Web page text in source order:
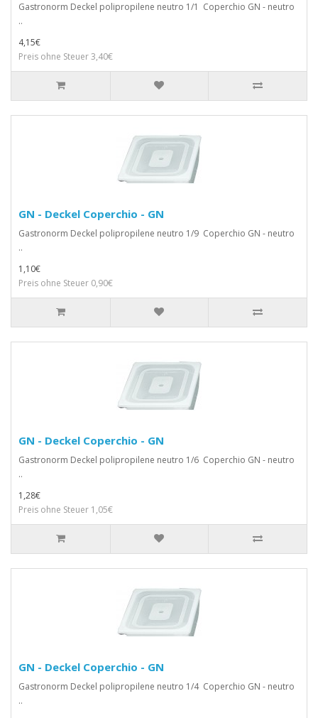
Gastronorm Deckel polipropilene neutro 1/1 Coperchio GN - neutro
..
4,15€
Preis ohne Steuer 3,40€
GN - Deckel Coperchio - GN
Gastronorm Deckel polipropilene neutro 1/9 Coperchio GN - neutro
..
1,10€
Preis ohne Steuer 0,90€
GN - Deckel Coperchio - GN
Gastronorm Deckel polipropilene neutro 1/6 Coperchio GN - neutro
..
1,28€
Preis ohne Steuer 1,05€
GN - Deckel Coperchio - GN
Gastronorm Deckel polipropilene neutro 1/4 Coperchio GN - neutro
..